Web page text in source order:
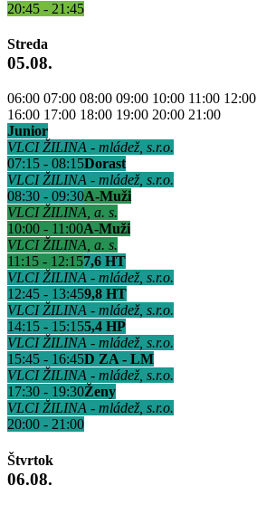
20:45 - 21:45
Streda
05.08.
06:00 07:00 08:00 09:00 10:00 11:00 12:00
16:00 17:00 18:00 19:00 20:00 21:00
Junior
VLCI ŽILINA - mládež, s.r.o.
07:15 - 08:15Dorast
VLCI ŽILINA - mládež, s.r.o.
08:30 - 09:30A-Muži
VLCI ŽILINA, a. s.
10:00 - 11:00A-Muži
VLCI ŽILINA, a. s.
11:15 - 12:157,6 HT
VLCI ŽILINA - mládež, s.r.o.
12:45 - 13:459,8 HT
VLCI ŽILINA - mládež, s.r.o.
14:15 - 15:155,4 HP
VLCI ŽILINA - mládež, s.r.o.
15:45 - 16:45D ZA - LM
VLCI ŽILINA - mládež, s.r.o.
17:30 - 19:30Ženy
VLCI ŽILINA - mládež, s.r.o.
20:00 - 21:00
Štvrtok
06.08.